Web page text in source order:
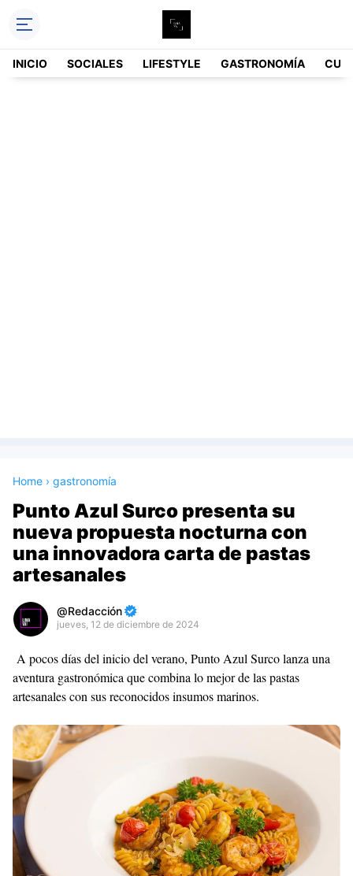
INICIO SOCIALES LIFESTYLE GASTRONOMÍA
Home › gastronomía
Punto Azul Surco presenta su
nueva propuesta nocturna con
una innovadora carta de pastas
artesanales
Redacción
jueves, 12 de diciembre de 2024
Premium
By
Raushan
Design
Shroff
Templates
A pocos días del inicio del verano, Punto Azul Surco lanza una
aventura gastronómica que combina lo mejor de las pastas
artesanales con sus reconocidos insumos marinos.